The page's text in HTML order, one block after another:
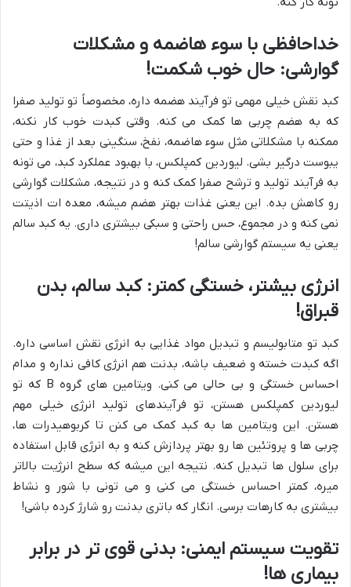
خداحافظی با سوء هاضمه و مشکلات
گوارشی: حال خوب شکمت!
کبد نقش خیلی مهمی تو فرآیند هضمه داره، مخصوصاً تو تولید صفرا
که به هضم چربی ها کمک می کنه. وقتی کبدت خوب کار نکنه،
ممکنه با مشکلاتی مثل سوء هاضمه، نفخ، سنگینی بعد از غذا و حتی
یبوست درگیر بشی. لیوردین کمپلکس، با بهبود عملکرد کبد، می تونه
به فرآیند تولید و ترشح صفرا کمک کنه و در نتیجه، مشکلات گوارشی
رو کاهش بده. این یعنی غذات بهتر هضم میشه، معده ات اذیتت
نمی کنه و در مجموع، حس راحتی و سبکی بیشتری داری. یه کبد سالم
یعنی یه سیستم گوارشی سالم!
انرژی بیشتر، خستگی کمتر: کبد سالم، بدن
قبراق!
کبد تو متابولیسم و تبدیل مواد غذایی به انرژی نقش اساسی داره.
اگه کبدت خسته و ضعیف باشه، بدنت هم انرژی کافی نداره و مدام
احساس خستگی و بی حالی می کنی. ویتامین های گروه B که تو
لیوردین کمپلکس هستن، تو فرآیندهای تولید انرژی خیلی مهم
هستن. این ویتامین ها به کبد کمک می کنن تا کربوهیدرات ها،
چربی ها و پروتئین ها رو بهتر پردازش کنه و به انرژی قابل استفاده
برای سلول ها تبدیل کنه. نتیجه این میشه که سطح انرژیت بالاتر
میره، کمتر احساس خستگی می کنی و می تونی با شور و نشاط
بیشتری به کارهات برسی. انگار که باتری بدنت رو شارژ کرده باشی!
تقویت سیستم ایمنی: بدنی قوی تر در برابر
بیماری ها!